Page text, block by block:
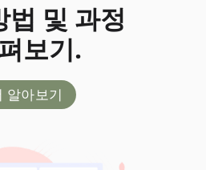
법 및 과정
보기.
알아보기